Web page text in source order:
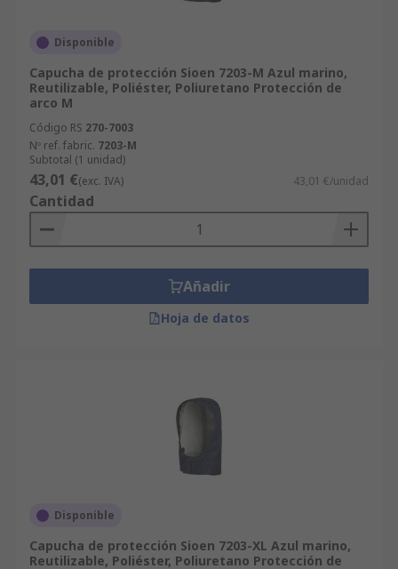
Disponible
Capucha de protección Sioen 7203-M Azul marino,
Reutilizable, Poliéster, Poliuretano Protección de
arco M
Código RS 270-7003
Nº ref. fabric. 7203-M
Subtotal (1 unidad)
43,01 €(exc. IVA) 43,01 €/unidad
Cantidad
Añadir
Hoja de datos
Disponible
Capucha de protección Sioen 7203-XL Azul marino,
Reutilizable, Poliéster, Poliuretano Protección de